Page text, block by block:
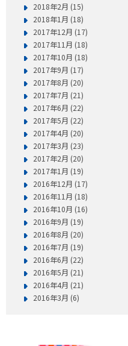
2018年2月 (15)
2018年1月 (18)
2017年12月 (17)
2017年11月 (18)
2017年10月 (18)
2017年9月 (17)
2017年8月 (20)
2017年7月 (21)
2017年6月 (22)
2017年5月 (22)
2017年4月 (20)
2017年3月 (23)
2017年2月 (20)
2017年1月 (19)
2016年12月 (17)
2016年11月 (18)
2016年10月 (16)
2016年9月 (19)
2016年8月 (20)
2016年7月 (19)
2016年6月 (22)
2016年5月 (21)
2016年4月 (21)
2016年3月 (6)